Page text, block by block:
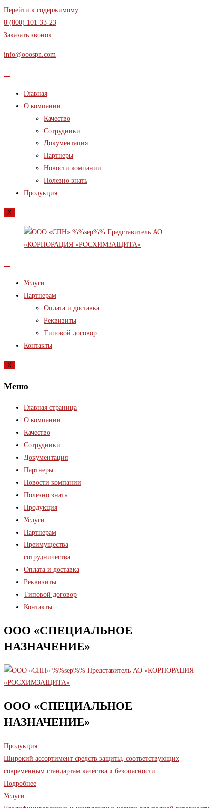
Перейти к содержимому
8 (800) 101-33-23
Заказать звонок
info@ooospn.com
Главная
О компании
Качество
Сотрудники
Документация
Партнеры
Новости компании
Полезно знать
Продукция
X
Услуги
Партнерам
Оплата и доставка
Реквизиты
Типовой договор
Контакты
X
Меню
Главная страница
О компании
Качество
Сотрудники
Документация
Партнеры
Новости компании
Полезно знать
Продукция
Услуги
Партнерам
Преимущества
сотрудничества
Оплата и доставка
Реквизиты
Типовой договор
Контакты
ООО «СПЕЦИАЛЬНОЕ
НАЗНАЧЕНИЕ»
ООО «СПЕЦИАЛЬНОЕ
НАЗНАЧЕНИЕ»
Продукция
Широкий ассортимент средств защиты, соответствующих
современным стандартам качества и безопасности.
Подробнее
Услуги